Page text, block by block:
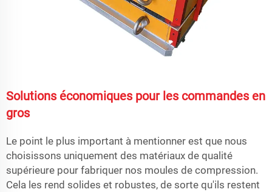
Solutions économiques pour les commandes en
gros
Le point le plus important à mentionner est que nous
choisissons uniquement des matériaux de qualité
supérieure pour fabriquer nos moules de compression.
Cela les rend solides et robustes, de sorte qu'ils restent